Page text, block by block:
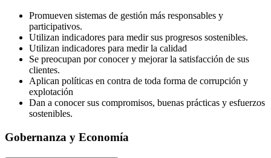
Promueven sistemas de gestión más responsables y
participativos.
Utilizan indicadores para medir sus progresos sostenibles.
Utilizan indicadores para medir la calidad
Se preocupan por conocer y mejorar la satisfacción de sus
clientes.
Aplican políticas en contra de toda forma de corrupción y
explotación
Dan a conocer sus compromisos, buenas prácticas y esfuerzos
sostenibles.
Gobernanza y Economía